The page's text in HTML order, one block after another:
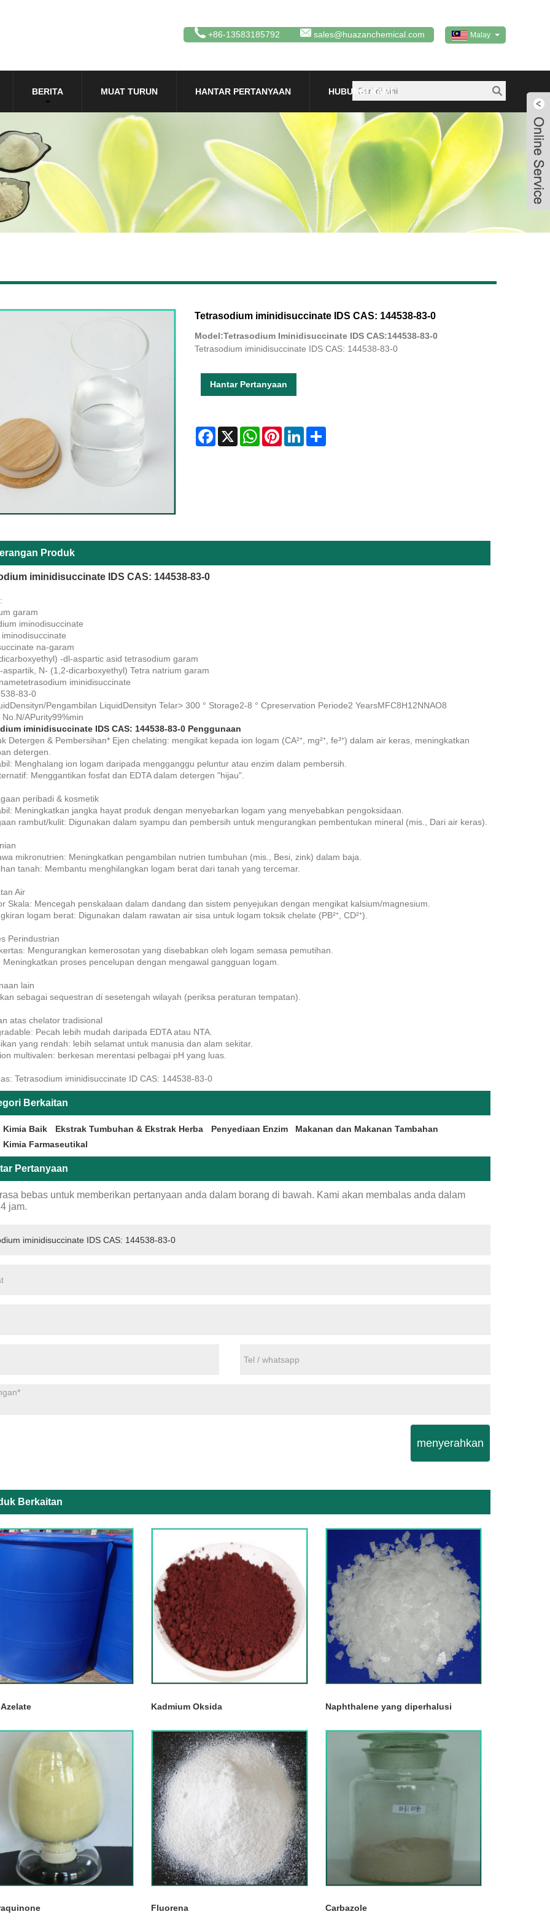
Malay
+86-13583185792 sales@huazanchemical.com
BERITA MUAT TURUN HANTAR PERTANYAAN HUBUNGI KAMI
Tetrasodium iminidisuccinate IDS CAS: 144538-83-0
Model:Tetrasodium Iminidisuccinate IDS CAS:144538-83-0
Tetrasodium iminidisuccinate IDS CAS: 144538-83-0
Hantar Pertanyaan
Facebook
X WhatsAppPinterestLinkedInShare
Produk
iminidisuccinate IDS CAS: 144538-83-0
garam
iminodisuccinate
na-garam
-dl-aspartic asid tetrasodium garam
aspartik, N- (1,2-dicarboxyethyl) Tetra natrium garam
iminidisuccinate
83-0
Pengambilan LiquidDensityn Telar> 300 ° Storage2-8 ° Cpreservation Periode2 YearsMFC8H12NNAO8
No.N/APurity99%min
iminidisuccinate IDS CAS: 144538-83-0 Penggunaan
Detergen & Pembersihan* Ejen chelating: mengikat kepada ion logam (CA²⁺, mg²⁺, fe³⁺) dalam air keras, meningkatkan
detergen.
Menghalang ion logam daripada mengganggu peluntur atau enzim dalam pembersih.
Menggantikan fosfat dan EDTA dalam detergen "hijau".
peribadi & kosmetik
Meningkatkan jangka hayat produk dengan menyebarkan logam yang menyebabkan pengoksidaan.
rambut/kulit: Digunakan dalam syampu dan pembersih untuk mengurangkan pembentukan mineral (mis., Dari air keras).
mikronutrien: Meningkatkan pengambilan nutrien tumbuhan (mis., Besi, zink) dalam baja.
tanah: Membantu menghilangkan logam berat dari tanah yang tercemar.
Air
Skala: Mencegah penskalaan dalam dandang dan sistem penyejukan dengan mengikat kalsium/magnesium.
logam berat: Digunakan dalam rawatan air sisa untuk logam toksik chelate (PB²⁺, CD²⁺).
Perindustrian
Mengurangkan kemerosotan yang disebabkan oleh logam semasa pemutihan.
Meningkatkan proses pencelupan dengan mengawal gangguan logam.
lain
sebagai sequestran di sesetengah wilayah (periksa peraturan tempatan).
atas chelator tradisional
Pecah lebih mudah daripada EDTA atau NTA.
yang rendah: lebih selamat untuk manusia dan alam sekitar.
multivalen: berkesan merentasi pelbagai pH yang luas.
Tetrasodium iminidisuccinate ID CAS: 144538-83-0
Berkaitan
Kimia Baik Ekstrak Tumbuhan & Ekstrak Herba Penyediaan Enzim
Makanan dan Makanan Tambahan
Kimia Farmaseutikal
Pertanyaan
bebas untuk memberikan pertanyaan anda dalam borang di bawah. Kami akan membalas anda dalam
jam.
menyerahkan
Berkaitan
Kadmium Oksida Naphthalene yang diperhalusi
Fluorena Carbazole